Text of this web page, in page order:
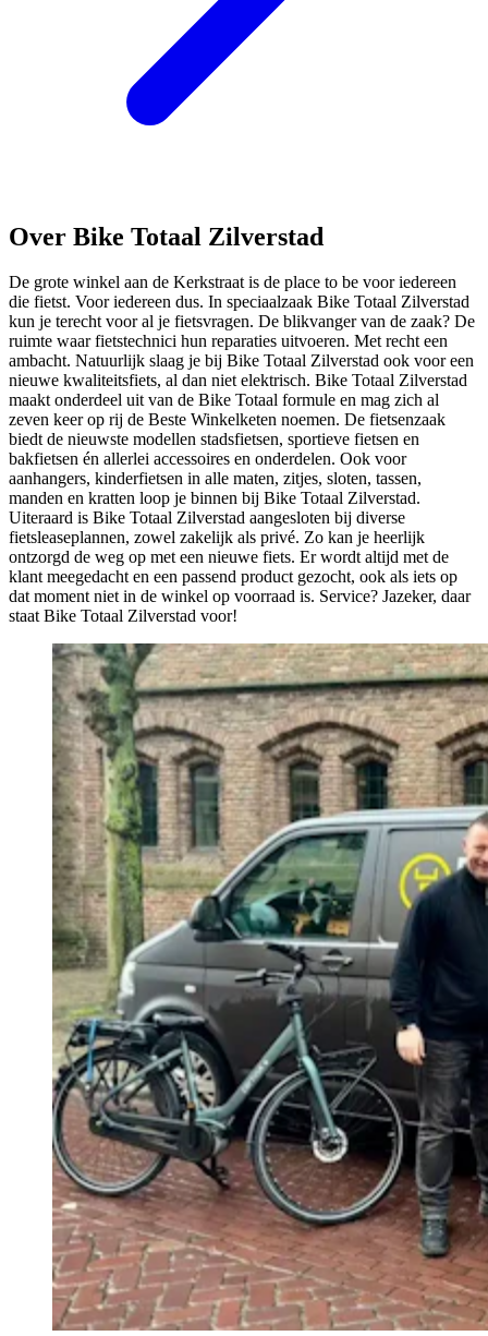
Over Bike Totaal Zilverstad
De grote winkel aan de Kerkstraat is de place to be voor iedereen
die fietst. Voor iedereen dus. In speciaalzaak Bike Totaal Zilverstad
kun je terecht voor al je fietsvragen. De blikvanger van de zaak? De
ruimte waar fietstechnici hun reparaties uitvoeren. Met recht een
ambacht. Natuurlijk slaag je bij Bike Totaal Zilverstad ook voor een
nieuwe kwaliteitsfiets, al dan niet elektrisch. Bike Totaal Zilverstad
maakt onderdeel uit van de Bike Totaal formule en mag zich al
zeven keer op rij de Beste Winkelketen noemen. De fietsenzaak
biedt de nieuwste modellen stadsfietsen, sportieve fietsen en
bakfietsen én allerlei accessoires en onderdelen. Ook voor
aanhangers, kinderfietsen in alle maten, zitjes, sloten, tassen,
manden en kratten loop je binnen bij Bike Totaal Zilverstad.
Uiteraard is Bike Totaal Zilverstad aangesloten bij diverse
fietsleaseplannen, zowel zakelijk als privé. Zo kan je heerlijk
ontzorgd de weg op met een nieuwe fiets. Er wordt altijd met de
klant meegedacht en een passend product gezocht, ook als iets op
dat moment niet in de winkel op voorraad is. Service? Jazeker, daar
staat Bike Totaal Zilverstad voor!